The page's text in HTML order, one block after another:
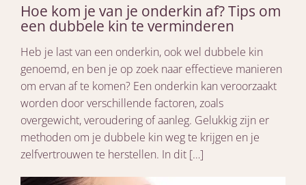
Hoe kom je van je onderkin af? Tips om
een dubbele kin te verminderen
Heb je last van een onderkin, ook wel dubbele kin
genoemd, en ben je op zoek naar effectieve manieren
om ervan af te komen? Een onderkin kan veroorzaakt
worden door verschillende factoren, zoals
overgewicht, veroudering of aanleg. Gelukkig zijn er
methoden om je dubbele kin weg te krijgen en je
zelfvertrouwen te herstellen. In dit […]